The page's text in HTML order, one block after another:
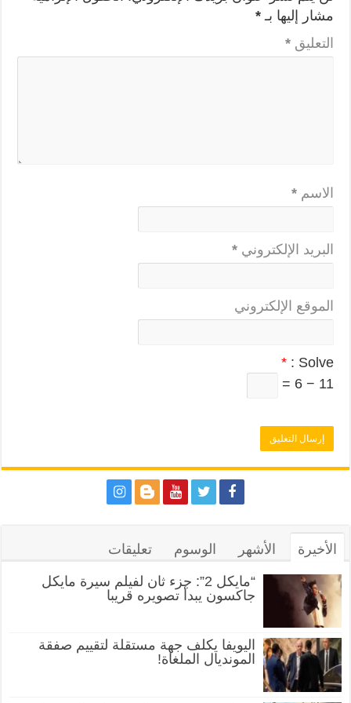
مشار إليها بـ *
التعليق *
الاسم *
البريد الإلكتروني *
الموقع الإلكتروني
Solve :
*
11 − 6 =
الأخيرة الأشهر الوسوم تعليقات
“مايكل 2”: جزء ثان لفيلم سيرة مايكل
جاكسون يبدأ تصويره قريبا
اليويفا يكلف جهة مستقلة لتقييم صفقة
المونديال الملغاة!